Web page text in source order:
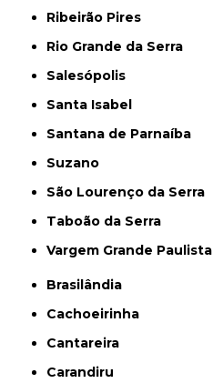
Ribeirão Pires
Rio Grande da Serra
Salesópolis
Santa Isabel
Santana de Parnaíba
Suzano
São Lourenço da Serra
Taboão da Serra
Vargem Grande Paulista
Brasilândia
Cachoeirinha
Cantareira
Carandiru